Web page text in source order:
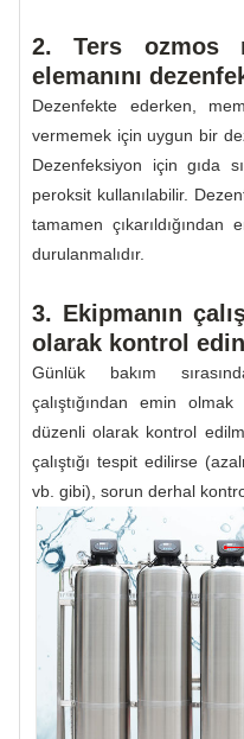
2. Ters ozmos
elemanını
Dezenfekte ederken,
vermemek için uygun bir
Dezenfeksiyon için gıda
peroksit kullanılabilir.
tamamen
durulanmalıdır.
3. Ekipmanın
olarak kontrol
Günlük bakım
çalıştığından emin
düzenli olarak kontrol
çalıştığı tespit edilirse
vb. gibi), sorun derhal